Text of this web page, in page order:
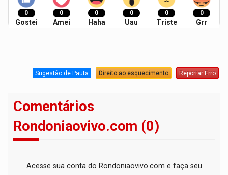
0
Gostei
0
Amei
0
Haha
0
Uau
0
Triste
0
Grr
Sugestão de Pauta Direito ao esquecimento Reportar Erro
Comentários
Rondoniaovivo.com (0)
Acesse sua conta do Rondoniaovivo.com e faça seu